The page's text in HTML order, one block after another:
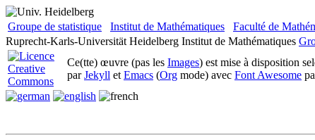
Groupe de statistique Institut de Mathématiques Faculté de
Ruprecht-Karls-Universität Heidelberg Institut de Mathématiques
Ce(tte) œuvre (pas les Images) est mise à disposition
parJekyll et Emacs (Org mode) avec Font Awesome